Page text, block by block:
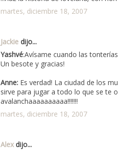
martes, diciembre 18, 2007
Jackie dijo...
Yashvé:Avísame cuando las
Un besote y gracias!
Anne: Es verdad! La ciudad de los
sirve para jugar a todo lo que se te
avalanchaaaaaaaaaa!!!!!!!
martes, diciembre 18, 2007
Alexdijo...